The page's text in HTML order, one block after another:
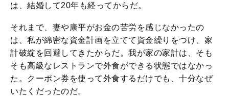
は、結婚して20年も経ってからだ。
それまで、妻や康平がお金の苦労を感じなかったの
は、私が綿密な資金計画を立てて資金繰りをつけ、家
計破綻を回避してきたからだ。我が家の家計は、そも
そも高級なレストランで外食ができる状態ではなかっ
た。クーポン券を使って外食するだけでも、十分なぜ
いたくだったのだ。